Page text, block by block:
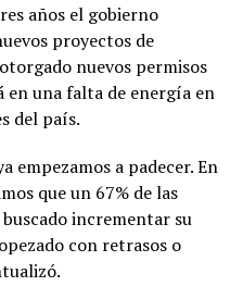
años el gobierno
proyectos de
nuevos permisos
en una falta de energía en
del país.
empezamos a padecer. En
que un 67% de las
incrementar su
con retrasos o